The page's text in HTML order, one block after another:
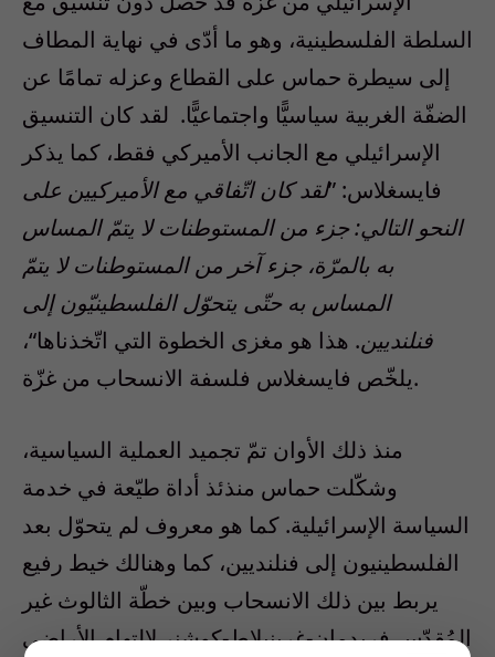
السلطة الفلسطينية، وهو ما أدّى في نهاية المطاف
إلى سيطرة حماس على القطاع وعزله تمامًا عن
الضفّة الغربية سياسيًّا واجتماعيًّا. لقد كان التنسيق
الإسرائيلي مع الجانب الأميركي فقط، كما يذكر
فايسغلاس: ”لقد كان اتّفاقي مع الأميركيين على
النحو التالي: جزء من المستوطنات لا يتمّ المساس
به بالمرّة، جزء آخر من المستوطنات لا يتمّ
المساس به حتّى يتحوّل الفلسطينيّون إلى
فنلنديين. هذا هو مغزى الخطوة التي اتّخذناها“،
يلخّص فايسغلاس فلسفة الانسحاب من غزّة.
منذ ذلك الأوان تمّ تجميد العملية السياسية،
وشكّلت حماس منذئذ أداة طيّعة في خدمة
السياسة الإسرائيلية. كما هو معروف لم يتحوّل بعد
الفلسطينيون إلى فنلنديين، كما وهنالك خيط رفيع
يربط بين ذلك الانسحاب وبين خطّة الثالوث غير
المُقدّس فريدمان-غرينبلاط-كوشنر لالتهام الأراضي